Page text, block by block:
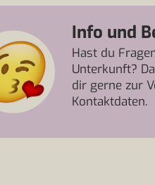
Info und
Hast du
Unterkunft?
dir gerne zur
Kontaktdaten.